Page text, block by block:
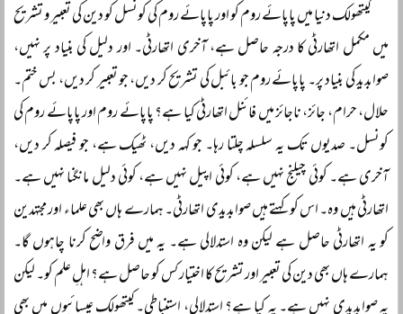
کیتھولک دنیا میں پاپائے روم کو اور پاپائے روم کی کونسل کو دین کی تعبیر و تشریح
میں مکمل اتھارٹی کا درجہ حاصل ہے، آخری اتھارٹی۔ اور دلیل کی بنیاد پر نہیں،
صوابدید کی بنیاد پر۔ پاپائے روم جو بائبل کی تشریح کر دیں، جو تعبیر کر دیں، بس ختم۔
حلال، حرام، جائز، ناجائز میں فائنل اتھارٹی کیا ہے؟ پاپائے روم اور پاپائے روم کی
کونسل۔ صدیوں تک یہ سلسلہ چلتا رہا۔ جو کہہ دیں، ٹھیک ہے، جو فیصلہ کر دیں،
آخری ہے۔ کوئی چیلنج نہیں ہے، کوئی اپیل نہیں ہے، کوئی دلیل مانگنا نہیں ہے۔
اتھارٹی ہیں وہ۔ اس کو کہتے ہیں صوابدیدی اتھارٹی۔ ہمارے ہاں بھی علماء اور مجتہدین
کو یہ اتھارٹی حاصل ہے لیکن وہ استدلالی ہے۔ یہ میں فرق واضح کرنا چاہوں گا۔
ہمارے ہاں بھی دین کی تعبیر اور تشریح کا اختیار کس کو حاصل ہے؟ اہلِ علم کو۔ لیکن